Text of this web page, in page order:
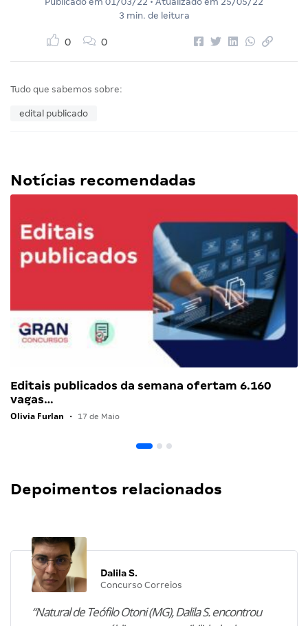
3 min. de leitura
0 0
Tudo que sabemos sobre:
edital publicado
Notícias recomendadas
Editais publicados da semana ofertam 6.160
vagas…
Olivia Furlan • 17 de Maio
Depoimentos relacionados
Dalila S.
Concurso Correios
“Natural de Teófilo Otoni (MG), Dalila S. encontrou